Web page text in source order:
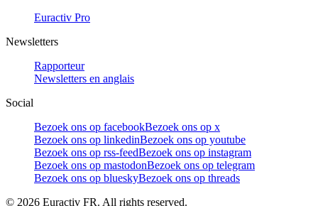
Euractiv Pro
Newsletters
Rapporteur
Newsletters en anglais
Social
Bezoek ons op facebookBezoek ons op x
Bezoek ons op linkedinBezoek ons op youtube
Bezoek ons op rss-feedBezoek ons op instagram
Bezoek ons op mastodonBezoek ons op telegram
Bezoek ons op blueskyBezoek ons op threads
© 2026 Euractiv FR. All rights reserved.